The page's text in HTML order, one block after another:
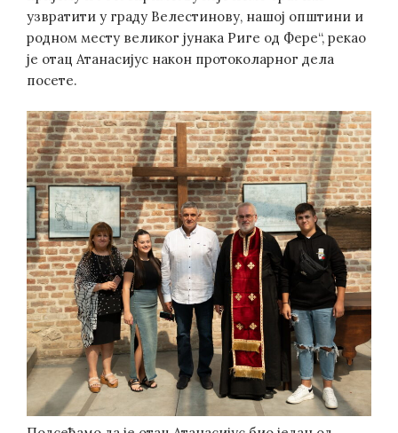
узвратити у граду Велестинову, нашој општини и
родном месту великог јунака Риге од Фере“, рекао
је отац Атанасијус након протоколарног дела
посете.